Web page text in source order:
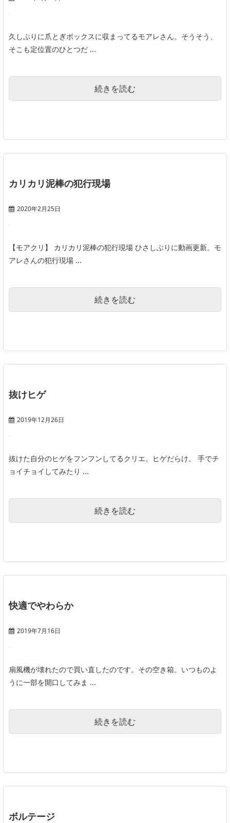
久しぶりに爪とぎボックスに収まってるモアレさん。そうそう、
そこも定位置のひとつだ ...
続きを読む
カリカリ泥棒の犯行現場
2020年2月25日
【モアクリ】 カリカリ泥棒の犯行現場 ひさしぶりに動画更新。モ
アレさんの犯行現場 ...
続きを読む
抜けヒゲ
2019年12月26日
抜けた自分のヒゲをフンフンしてるクリエ。ヒゲだらけ。 手でチ
ョイチョイしてみたり ...
続きを読む
快適でやわらか
2019年7月16日
扇風機が壊れたので買い直したのです。その空き箱。いつものよ
うに一部を開口してみま ...
続きを読む
ボルテージ